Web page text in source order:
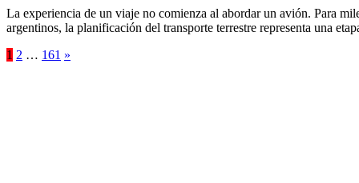
La experiencia de un viaje no comienza al abordar un avión. Para
argentinos, la planificación del transporte terrestre representa una
Paginación
1 2 … 161 »